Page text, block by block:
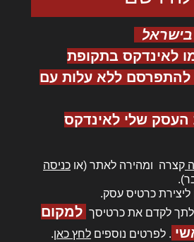
לאינדקס בתקופת
להתפרסם ללא עלות עם
העסק שלי לאינדקס
קצרה ומהירה לאתר (או כניסה
ליצירת כרטיס עסק.
לקדם את כרטיסך למקום
. לפרטים נוספים לחץ כאן.